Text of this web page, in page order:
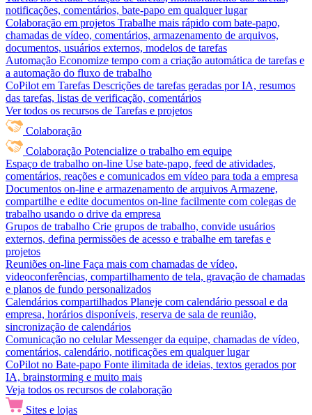
notificações, comentários, bate-papo em qualquer lugar
Colaboração em projetos Trabalhe mais rápido com bate-papo,
chamadas de vídeo, comentários, armazenamento de arquivos,
documentos, usuários externos, modelos de tarefas
Automação Economize tempo com a criação automática de tarefas e
a automação do fluxo de trabalho
CoPilot em Tarefas Descrições de tarefas geradas por IA, resumos
das tarefas, listas de verificação, comentários
Ver todos os recursos de Tarefas e projetos
Colaboração
Colaboração Potencialize o trabalho em equipe
Espaço de trabalho on-line Use bate-papo, feed de atividades,
comentários, reações e comunicados em vídeo para toda a empresa
Documentos on-line e armazenamento de arquivos Armazene,
compartilhe e edite documentos on-line facilmente com colegas de
trabalho usando o drive da empresa
Grupos de trabalho Crie grupos de trabalho, convide usuários
externos, defina permissões de acesso e trabalhe em tarefas e
projetos
Reuniões on-line Faça mais com chamadas de vídeo,
videoconferências, compartilhamento de tela, gravação de chamadas
e planos de fundo personalizados
Calendários compartilhados Planeje com calendário pessoal e da
empresa, horários disponíveis, reserva de sala de reunião,
sincronização de calendários
Comunicação no celular Messenger da equipe, chamadas de vídeo,
comentários, calendário, notificações em qualquer lugar
CoPilot no Bate-papo Fonte ilimitada de ideias, textos gerados por
IA, brainstorming e muito mais
Veja todos os recursos de colaboração
Sites e lojas